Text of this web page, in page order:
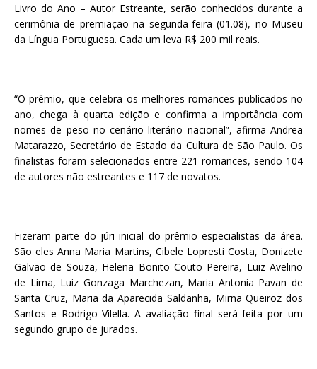
Livro do Ano – Autor Estreante, serão conhecidos durante a
cerimônia de premiação na segunda-feira (01.08), no Museu
da Língua Portuguesa. Cada um leva R$ 200 mil reais.
“O prêmio, que celebra os melhores romances publicados no
ano, chega à quarta edição e confirma a importância com
nomes de peso no cenário literário nacional”, afirma Andrea
Matarazzo, Secretário de Estado da Cultura de São Paulo. Os
finalistas foram selecionados entre 221 romances, sendo 104
de autores não estreantes e 117 de novatos.
Fizeram parte do júri inicial do prêmio especialistas da área.
São eles Anna Maria Martins, Cibele Lopresti Costa, Donizete
Galvão de Souza, Helena Bonito Couto Pereira, Luiz Avelino
de Lima, Luiz Gonzaga Marchezan, Maria Antonia Pavan de
Santa Cruz, Maria da Aparecida Saldanha, Mirna Queiroz dos
Santos e Rodrigo Vilella. A avaliação final será feita por um
segundo grupo de jurados.